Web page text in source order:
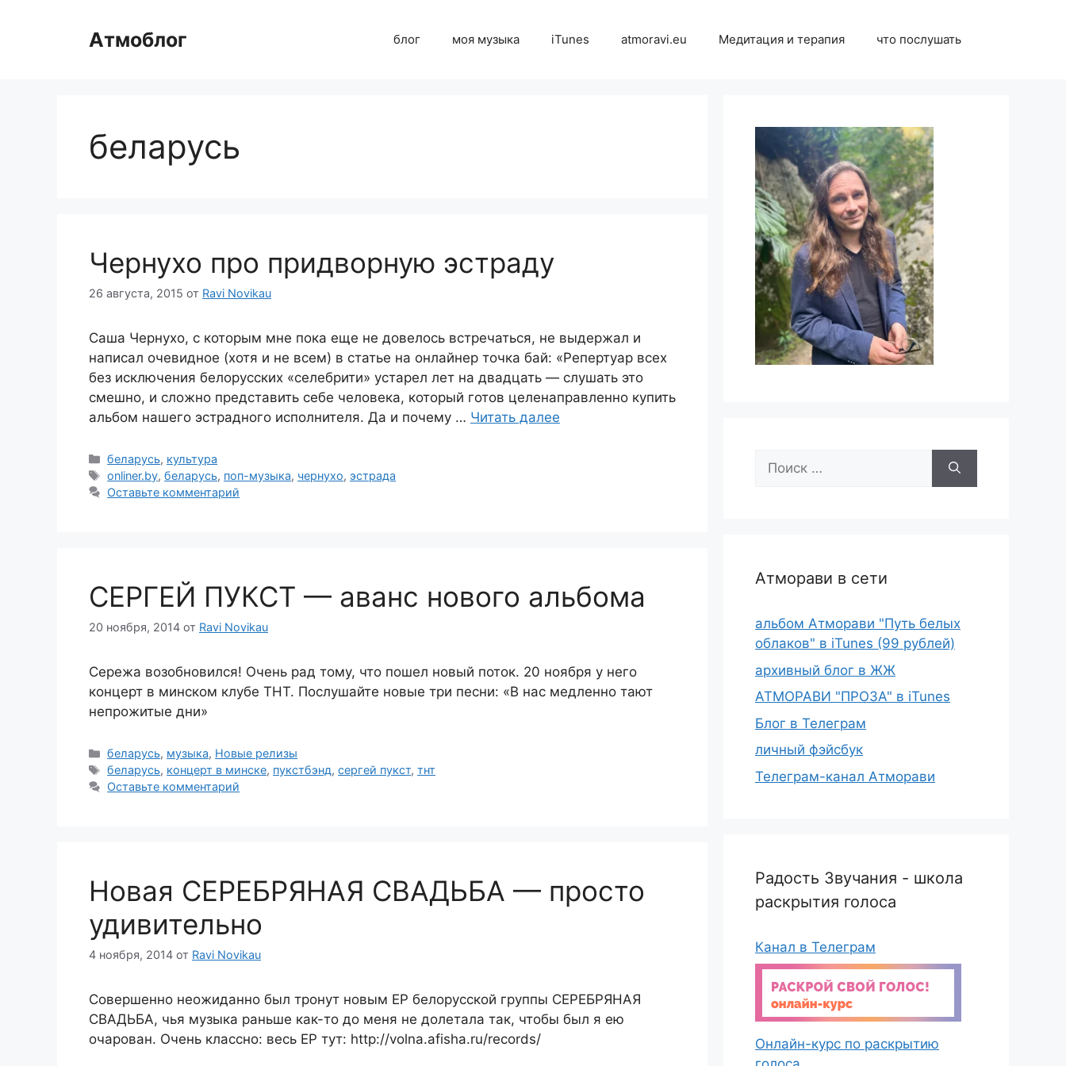
содержимомуАтмоблог блог моя музыка iTunes atmoravi.eu Медитация и терапия что послушать
беларусь
Чернухо про придворную эстраду
26 августа, 2015 от Ravi Novikau
Саша Чернухо, с которым мне пока еще не довелось встречаться, не выдержал и
написал очевидное (хотя и не всем) в статье на онлайнер точка бай: «Репертуар всех
без исключения белорусских «селебрити» устарел лет на двадцать — слушать это
смешно, и сложно представить себе человека, который готов целенаправленно купить
альбом нашего эстрадного исполнителя. Да и почему … Читать далее
Рубрики
беларусь, культура
Метки
onliner.by,беларусь, поп-музыка, чернухо,эстрада
Оставьте комментарий
СЕРГЕЙ ПУКСТ — аванс нового альбома
20 ноября, 2014 от Ravi Novikau
Сережа возобновился! Очень рад тому, что пошел новый поток. 20 ноября у него
концерт в минском клубе ТНТ. Послушайте новые три песни: «В нас медленно тают
непрожитые дни»
Рубрики
беларусь, музыка, Новые релизы
Метки
беларусь, концерт в минске, пукстбэнд,сергей пукст,тнт
Оставьте комментарий
Новая СЕРЕБРЯНАЯ СВАДЬБА — просто
удивительно
4 ноября, 2014 от Ravi Novikau
Совершенно неожиданно был тронут новым EP белорусской группы СЕРЕБРЯНАЯ
СВАДЬБА, чья музыка раньше как-то до меня не долетала так, чтобы был я ею
очарован. Очень классно: весь EP тут: http://volna.afisha.ru/records/
Поиск:
Атморави в сети
альбом Атморави "Путь белых
облаков" в iTunes (99 рублей)
архивный блог в ЖЖ
АТМОРАВИ "ПРОЗА" в iTunes
Блог в Телеграм
личный фэйсбук
Телеграм-канал Атморави
Радость Звучания - школа
раскрытия голоса
Канал в Телеграм
Онлайн-курс по раскрытию